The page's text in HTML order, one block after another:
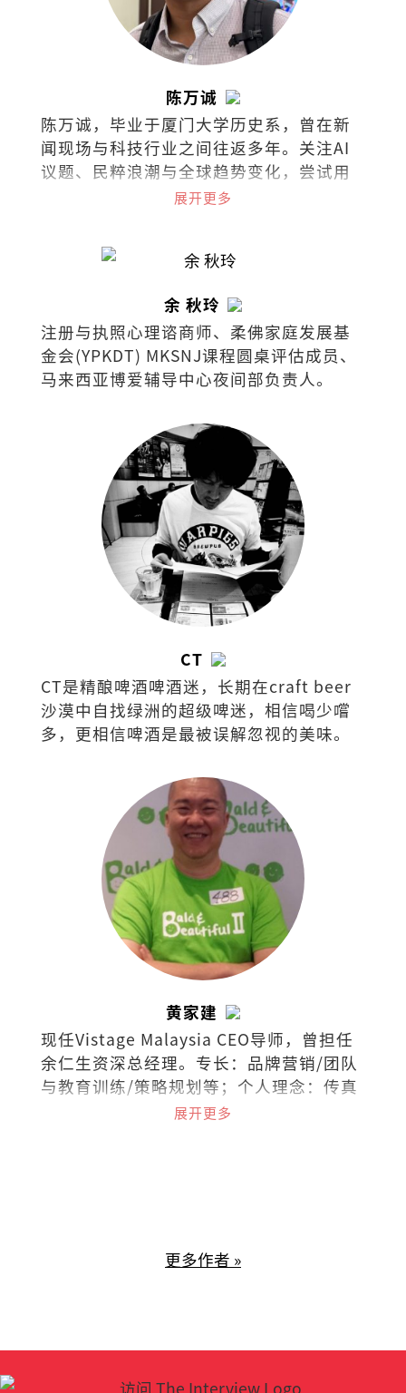
陈万诚
陈万诚，毕业于厦门大学历史系，曾在新
闻现场与科技行业之间往返多年。关注AI
议题、民粹浪潮与全球趋势变化，尝试用
历史的眼睛理解科技时代的人。著有
展开更多
余 秋玲
注册与执照心理谘商师、柔佛家庭发展基
金会(YPKDT) MKSNJ课程圆桌评估成员、
马来西亚博爱辅导中心夜间部负责人。
CT
CT是精酿啤酒啤酒迷，长期在craft beer
沙漠中自找绿洲的超级啤迷，相信喝少嚐
多，更相信啤酒是最被误解忽视的美味。
黄家建
现任Vistage Malaysia CEO导师，曾担任
余仁生资深总经理。专长：品牌营销/团队
与教育训练/策略规划等；个人理念：传真
情、创智慧、成就人。
展开更多
更多作者 »